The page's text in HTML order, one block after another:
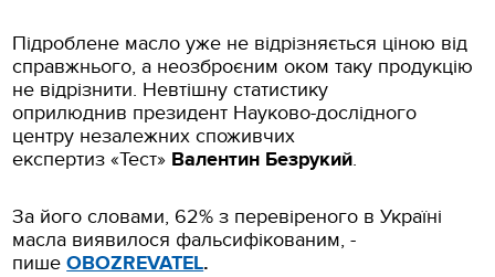
Підроблене масло уже не відрізняється ціною від
справжнього, а неозброєним оком таку продукцію
не відрізнити. Невтішну статистику
оприлюднив президент Науково-дослідного
центру незалежних споживчих
експертиз «Тест» Валентин Безрукий.
За його словами, 62% з перевіреного в Україні
масла виявилося фальсифікованим, -
пишеOBOZREVATEL.